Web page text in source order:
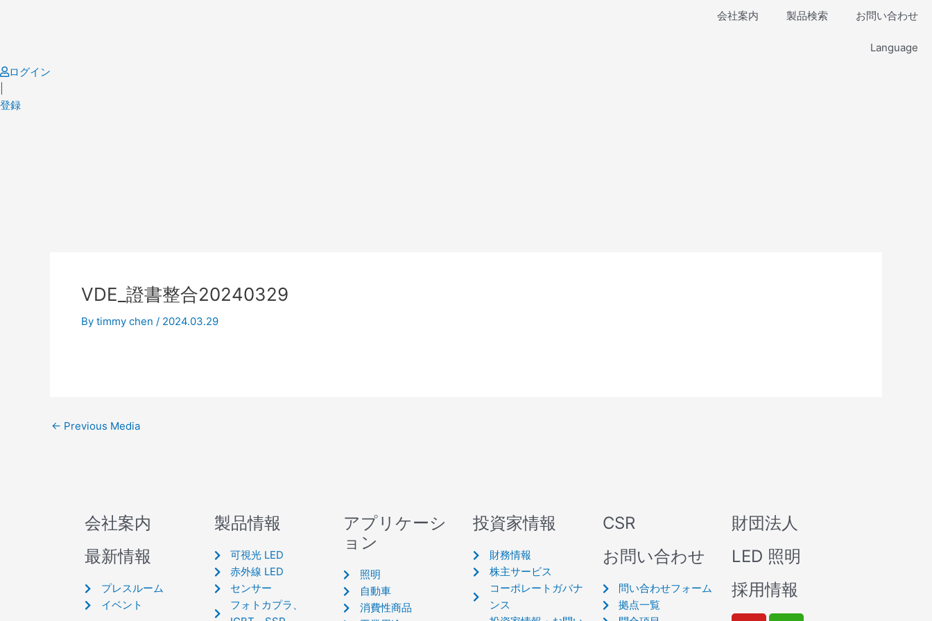
会社案内 製品検索 お問い合わせ
Language
ログイン
登録
VDE_證書整合20240329
By timmy chen / 2024.03.29
← Previous Media
会社案内
最新情報
プレスルーム
イベント
製品情報
可視光 LED
赤外線 LED
センサー
フォトカプラ、
アプリケーシ
ョン
照明
自動車
消費性商品
投資家情報
財務情報
株主サービス
コーポレートガバナ
ンス
CSR
お問い合わせ
問い合わせフォーム
拠点一覧
財団法人
LED 照明
採用情報